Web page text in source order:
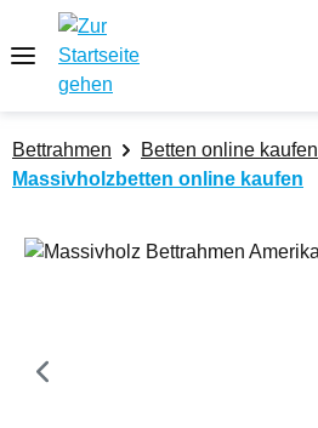
Zum Hauptinhalt springen
Bettrahmen
Betten online kaufen
Massivholzbetten online kaufen
Bildergalerie überspringen